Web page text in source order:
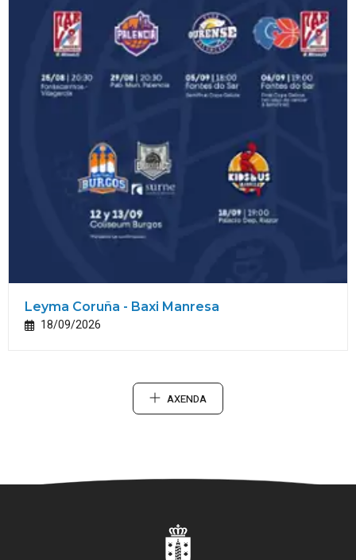
Leyma Coruña - Baxi Manresa
18/09/2026
AXENDA